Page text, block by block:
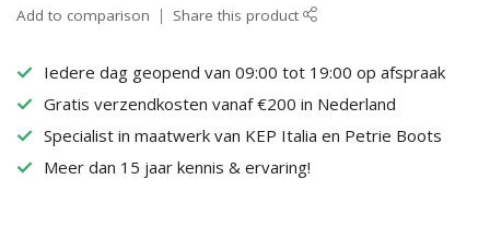
Add to comparison Share this product
Iedere dag geopend van 09:00 tot 19:00 op afspraak
Gratis verzendkosten vanaf €200 in Nederland
Specialist in maatwerk van KEP Italia en Petrie Boots
Meer dan 15 jaar kennis & ervaring!